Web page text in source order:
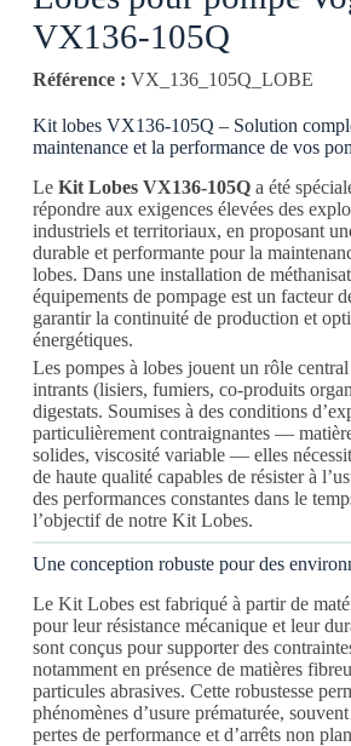
VX136-105Q
Référence : VX_136_105Q_LOBE
Kit lobes VX136-105Q – Solution
maintenance et la performance de vos
Le Kit Lobes VX136-105Qa été
répondre aux exigences élevées des
industriels et territoriaux, en proposant
durable et performante pour la
lobes. Dans une installation de
équipements de pompage est un facteur
garantir la continuité de production et
énergétiques.
Les pompes à lobes jouent un rôle
intrants (lisiers, fumiers, co-produits
digestats. Soumises à des conditions
particulièrement contraignantes —
solides, viscosité variable — elles
de haute qualité capables de résister à
des performances constantes dans le
l’objectif de notre Kit Lobes.
Une conception robuste pour des
Le Kit Lobes est fabriqué à partir de
pour leur résistance mécanique et leur
sont conçus pour supporter des
notamment en présence de matières
particules abrasives. Cette robustesse
phénomènes d’usure prématurée,
pertes de performance et d’arrêts non